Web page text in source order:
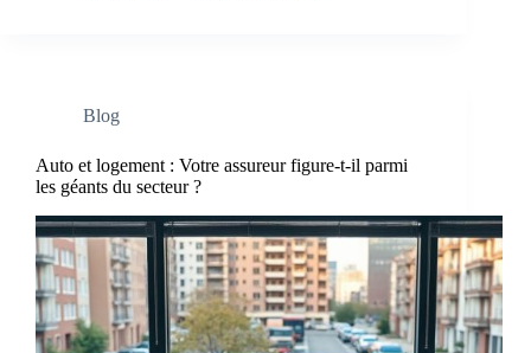
Blog
Auto et logement : Votre assureur figure-t-il parmi
les géants du secteur ?